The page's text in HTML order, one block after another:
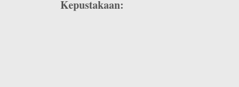
Kepustakaan: